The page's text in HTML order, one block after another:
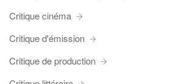
Critique cinéma
Critique d'émission
Critique de production